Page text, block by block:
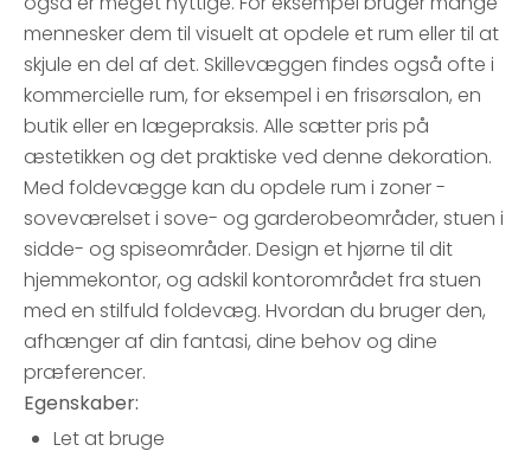
mennesker dem til visuelt at opdele et rum eller til at
skjule en del af det. Skillevæggen findes også ofte i
kommercielle rum, for eksempel i en frisørsalon, en
butik eller en lægepraksis. Alle sætter pris på
æstetikken og det praktiske ved denne dekoration.
Med foldevægge kan du opdele rum i zoner -
soveværelset i sove- og garderobeområder, stuen i
sidde- og spiseområder. Design et hjørne til dit
hjemmekontor, og adskil kontorområdet fra stuen
med en stilfuld foldevæg. Hvordan du bruger den,
afhænger af din fantasi, dine behov og dine
præferencer.
Egenskaber:
Let at bruge